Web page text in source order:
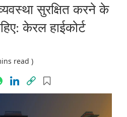
सुरक्षित करने के
केरल हाईकोर्ट
read )